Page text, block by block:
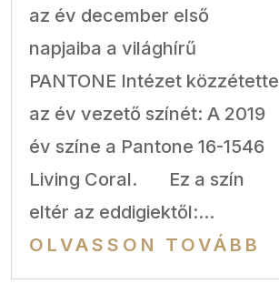
az év december első
napjaiba a világhírű
PANTONE Intézet közzétette
az év vezető színét: A 2019
év színe a Pantone 16-1546
Living Coral. Ez a szín
eltér az eddigiektől:...
OLVASSON TOVÁBB